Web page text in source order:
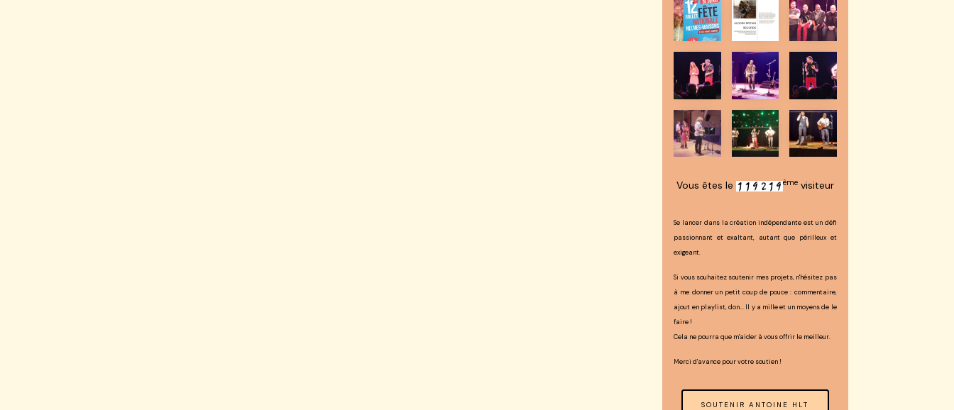
Vous êtes le èmevisiteur
Se lancer dans la création indépendante est un défi
passionnant et exaltant, autant que périlleux et
exigeant.
Si vous souhaitez soutenir mes projets, n'hésitez pas
à me donner un petit coup de pouce : commentaire,
ajout en playlist, don... Il y a mille et un moyens de le
faire !
Cela ne pourra que m'aider à vous offrir le meilleur.
Merci d'avance pour votre soutien !
SOUTENIR ANTOINE HLT